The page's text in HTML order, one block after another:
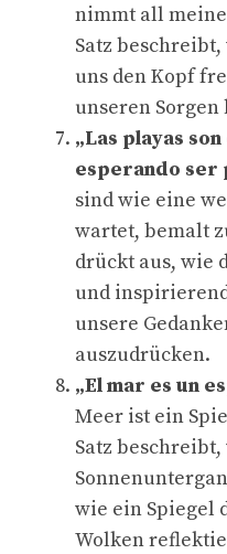
nimmt all meine
Satz
uns den Kopf
unseren
„Las playas
esperando ser
sind wie eine
wartet, bemalt
drückt aus, wie
und
unsere
auszudrücken.
„El mar es un
Meer ist ein
Satz
wie ein Spiegel
Wolken